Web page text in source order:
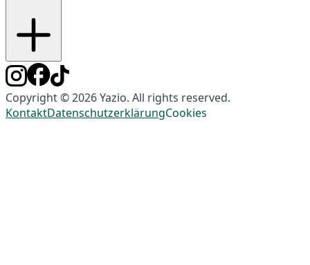
Copyright © 2026 Yazio. All rights reserved.
KontaktDatenschutzerklärungCookies